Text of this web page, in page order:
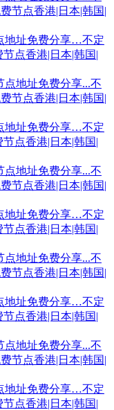
地址免费分享…不定
点香港|日本|韩国|
地址免费分享…不定
点香港|日本|韩国|
地址免费分享…不定
点香港|日本|韩国|
地址免费分享…不定
点香港|日本|韩国|
地址免费分享…不定
点香港|日本|韩国|